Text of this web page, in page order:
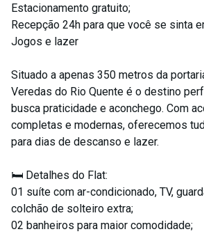
Estacionamento gratuito;
Recepção 24h para que você se sinta
Jogos e lazer
Situado a apenas 350 metros da
Veredas do Rio Quente é o destino
busca praticidade e aconchego. Com
completas e modernas, oferecemos
para dias de descanso e lazer.
🛏️ Detalhes do Flat:
01 suíte com ar-condicionado, TV,
colchão de solteiro extra;
02 banheiros para maior comodidade;